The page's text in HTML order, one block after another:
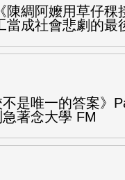
陳綢阿嬤用草仔稞
當成社會悲劇的最
是唯一的答案》
著念大學 FM